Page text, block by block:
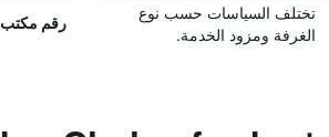
تختلف السياسات حسب نوع
الغرفة ومزود الخدمة.
رقم مكتب